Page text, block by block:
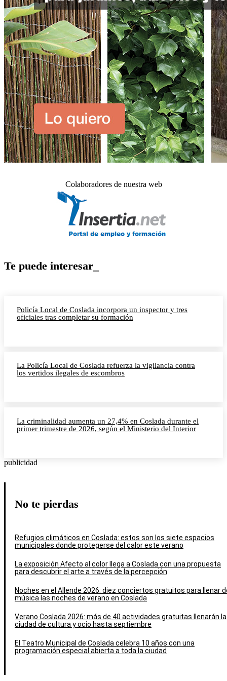
Colaboradores de nuestra web
Te puede interesar_
Policía Local de Coslada incorpora un inspector y tres
oficiales tras completar su formación
La Policía Local de Coslada refuerza la vigilancia contra
los vertidos ilegales de escombros
La criminalidad aumenta un 27,4% en Coslada durante el
primer trimestre de 2026, según el Ministerio del Interior
publicidad
No te pierdas
Refugios climáticos en Coslada: estos son los siete espacios
municipales donde protegerse del calor este verano
La exposición Afecto al color llega a Coslada con una propuesta
para descubrir el arte a través de la percepción
Noches en el Allende 2026: diez conciertos gratuitos para llenar
música las noches de verano en Coslada
Verano Coslada 2026: más de 40 actividades gratuitas llenarán la
ciudad de cultura y ocio hasta septiembre
El Teatro Municipal de Coslada celebra 10 años con una
programación especial abierta a toda la ciudad